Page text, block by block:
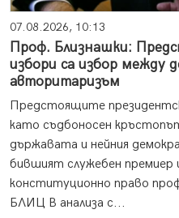
07.08.2026, 10:13
Проф. Близнашки:
избори са избор между
авторитаризъм
Предстоящите
като съдбоносен
държавата и нейния
бившият служебен премиер
конституционно право
БЛИЦ В анализа с...